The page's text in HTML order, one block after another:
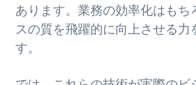
あります。業務の効率化はもち
スの質を飛躍的に向上させる力
す。